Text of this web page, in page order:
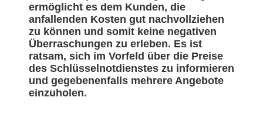
ermöglicht es dem Kunden, die
anfallenden Kosten gut nachvollziehen
zu können und somit keine negativen
Überraschungen zu erleben. Es ist
ratsam, sich im Vorfeld über die Preise
des Schlüsselnotdienstes zu informieren
und gegebenenfalls mehrere Angebote
einzuholen.